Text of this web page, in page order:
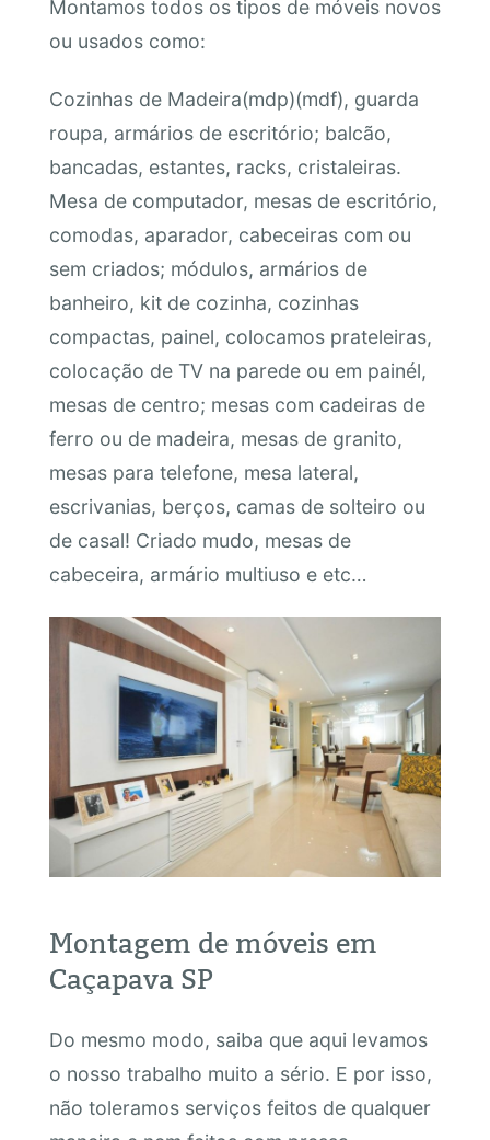
Montamos todos os tipos de móveis novos
ou usados como:
Cozinhas de Madeira(mdp)(mdf), guarda
roupa, armários de escritório; balcão,
bancadas, estantes, racks, cristaleiras.
Mesa de computador, mesas de escritório,
comodas, aparador, cabeceiras com ou
sem criados; módulos, armários de
banheiro, kit de cozinha, cozinhas
compactas, painel, colocamos prateleiras,
colocação de TV na parede ou em painél,
mesas de centro; mesas com cadeiras de
ferro ou de madeira, mesas de granito,
mesas para telefone, mesa lateral,
escrivanias, berços, camas de solteiro ou
de casal! Criado mudo, mesas de
cabeceira, armário multiuso e etc…
Montagem de móveis em
Caçapava SP
Do mesmo modo, saiba que aqui levamos
o nosso trabalho muito a sério. E por isso,
não toleramos serviços feitos de qualquer